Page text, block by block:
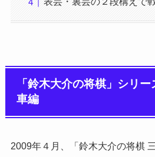
「鈴木大介の将棋」シリ
車編
2009年４月、「鈴木大介の将棋